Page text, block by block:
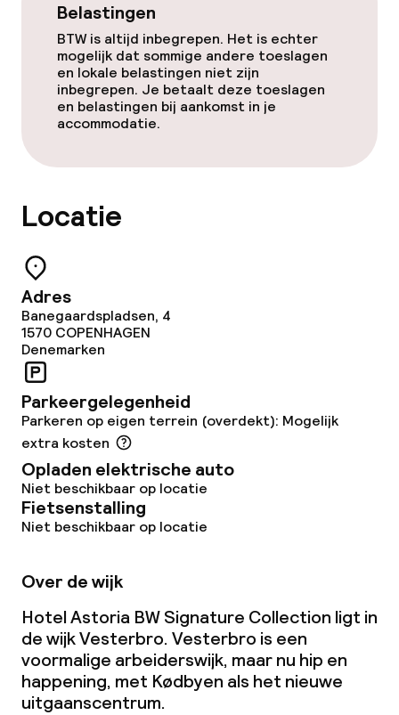
Belastingen
BTW is altijd inbegrepen. Het is echter
mogelijk dat sommige andere toeslagen
en lokale belastingen niet zijn
inbegrepen. Je betaalt deze toeslagen
en belastingen bij aankomst in je
accommodatie.
Locatie
Adres
Banegaardspladsen, 4
1570 COPENHAGEN
Denemarken
Parkeergelegenheid
Parkeren op eigen terrein (overdekt): Mogelijk
extra kosten
Opladen elektrische auto
Niet beschikbaar op locatie
Fietsenstalling
Niet beschikbaar op locatie
Over de wijk
Hotel Astoria BW Signature Collection ligt in
de wijk Vesterbro. Vesterbro is een
voormalige arbeiderswijk, maar nu hip en
happening, met Kødbyen als het nieuwe
uitgaanscentrum.